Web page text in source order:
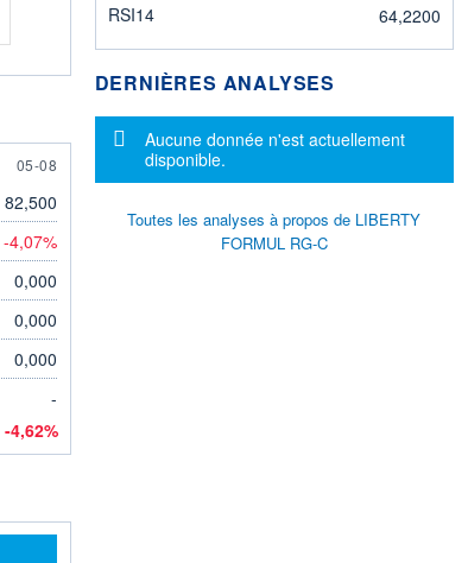
5 AUGUST
05-08
82,500
-4,07%
0,000
0,000
0,000
-
-4,62%
RSI14
64,2200
DERNIÈRES ANALYSES
Message d'information
Aucune donnée n'est actuellement
disponible.
Toutes les analyses à propos de LIBERTY
FORMUL RG-C